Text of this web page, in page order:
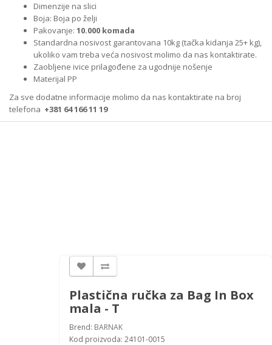
Dimenzije na slici
Boja: Boja po želji
Pakovanje: 10.000 komada
Standardna nosivost garantovana 10kg (tačka kidanja 25+ kg),
ukoliko vam treba veća nosivost molimo da nas kontaktirate.
Zaobljene ivice prilagođene za ugodnije nošenje
Materijal PP
Za sve dodatne informacije molimo da nas kontaktirate na broj
telefona +381 64 166 11 19
Plastična ručka za Bag In Box
mala - T
Brend: BARNAK
Kod proizvoda: 24101-0015